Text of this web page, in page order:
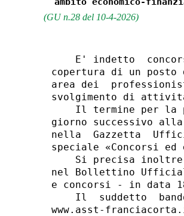
(GU n.28 del 10-4-2026)
E' indetto
copertura di un
area dei
svolgimento di
Il termine per la
giorno successivo
nella  Gazzetta
speciale «Concorsi ed
Si precisa
nel Bollettino
e concorsi - in data
Il  suddetto
www.asst-